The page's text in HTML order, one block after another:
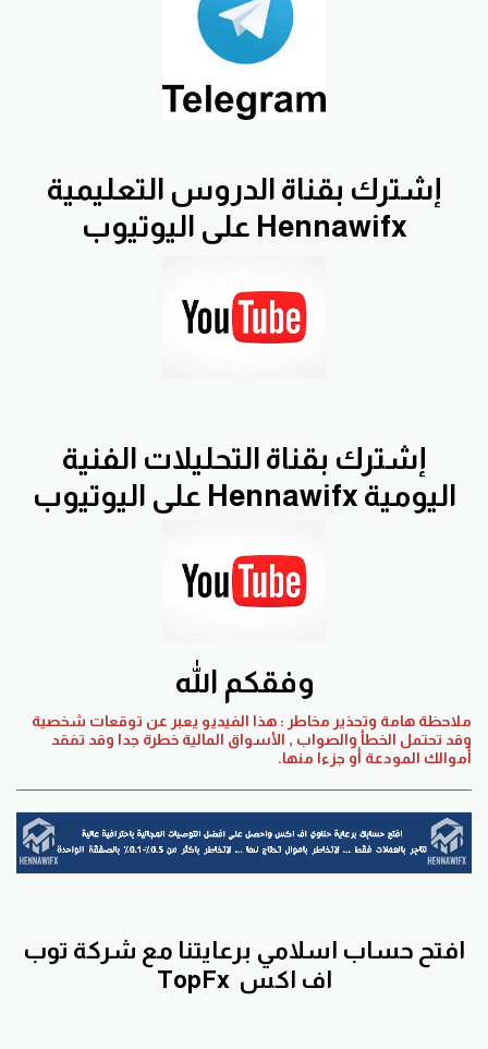
إشترك بقناة الدروس التعليمية
Hennawifx على اليوتيوب
إشترك بقناة التحليلات الفنية
اليومية Hennawifx على اليوتيوب
وفقكم الله
ملاحظة هامة وتحذير مخاطر : هذا الفيديو يعبر عن توقعات شخصية
وقد تحتمل الخطأ والصواب , الأسواق المالية خطرة جدا وقد تفقد
أموالك المودعة أو جزءا منها.
افتح حساب اسلامي برعايتنا مع شركة توب
اف اكس TopFx